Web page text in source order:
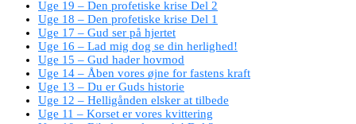
Uge 19 – Den profetiske krise Del 2
Uge 18 – Den profetiske krise Del 1
Uge 17 – Gud ser på hjertet
Uge 16 – Lad mig dog se din herlighed!
Uge 15 – Gud hader hovmod
Uge 14 – Åben vores øjne for fastens kraft
Uge 13 – Du er Guds historie
Uge 12 – Helligånden elsker at tilbede
Uge 11 – Korset er vores kvittering